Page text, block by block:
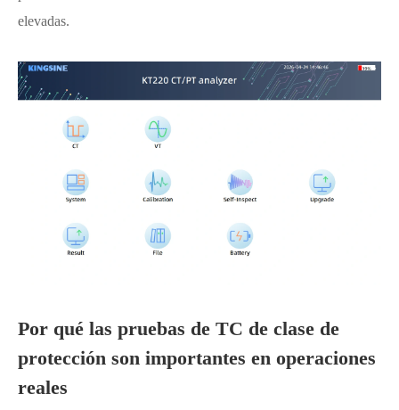
elevadas.
Por qué las pruebas de TC de clase de
protección son importantes en operaciones
reales